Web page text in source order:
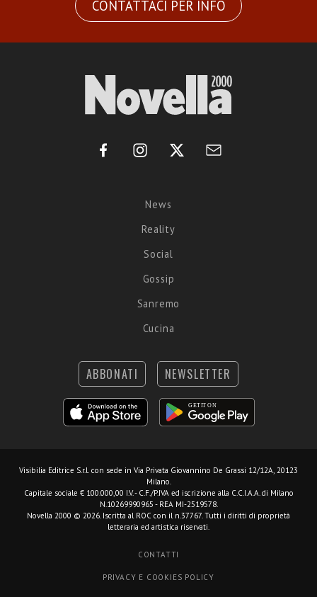
CONTATTACI PER INFO
News
Reality
Social
Gossip
Sanremo
Cucina
ABBONATI NEWSLETTER
Visibilia Editrice S.r.l. con sede in Via Privata Giovannino De Grassi 12/12A, 20123
Milano.
Capitale sociale € 100.000,00 I.V. - C.F./P.IVA ed iscrizione alla C.C.I.A.A. di Milano
N.10269990965 - REA MI-2519578.
Novella 2000 © 2026. Iscritta al ROC con il n.37767. Tutti i diritti di proprietà
letteraria ed artistica riservati.
CONTATTI
PRIVACY E COOKIES POLICY